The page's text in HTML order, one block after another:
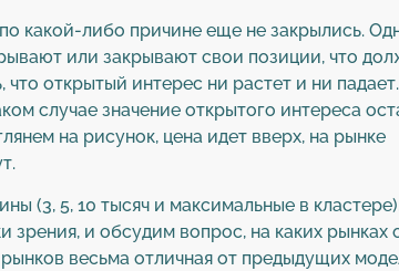
какой-либо причине еще не закрылись.
или закрывают свои позиции, что
открытый интерес ни растет и ни
случае значение открытого интереса
на рисунок, цена идет вверх, на рынке
(3, 5, 10 тысяч и максимальные в
зрения, и обсудим вопрос, на каких рынках
весьма отличная от предыдущих